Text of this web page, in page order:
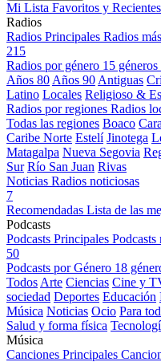
Mi Lista Favoritos y Recientes
Radios
Radios Principales Radios
215
Radios por género 15
Años 80 Años 90 Antiguas
Latino Locales Religioso &
Radios por regiones Radios
Todas las regiones Boaco
Caribe Norte Estelí Jinotega
Matagalpa Nueva Segovia
Sur Río San Juan Rivas
Noticias Radios noticiosas
7
Recomendadas Lista de las
Podcasts
Podcasts Principales Podcasts
50
Podcasts por Género 18
Todos Arte Ciencias Cine y
sociedad Deportes Educación
Música Noticias Ocio Para
Salud y forma física
Música
Canciones Principales